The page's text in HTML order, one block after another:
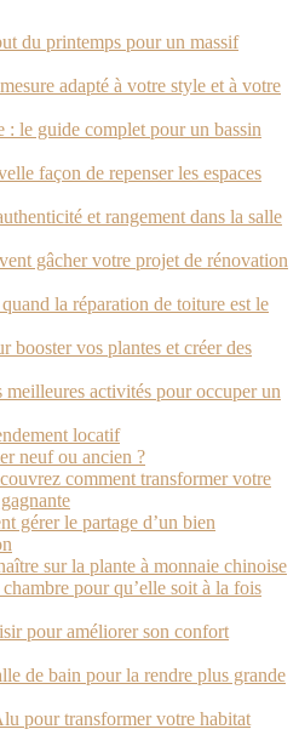
du printemps pour un massif
adapté à votre style et à votre
le guide complet pour un bassin
façon de repenser les espaces
et rangement dans la salle
gâcher votre projet de rénovation
la réparation de toiture est le
booster vos plantes et créer des
activités pour occuper un
locatif
neuf ou ancien ?
comment transformer votre
gérer le partage d’un bien
sur la plante à monnaie chinoise
pour qu’elle soit à la fois
pour améliorer son confort
de bain pour la rendre plus grande
pour transformer votre habitat